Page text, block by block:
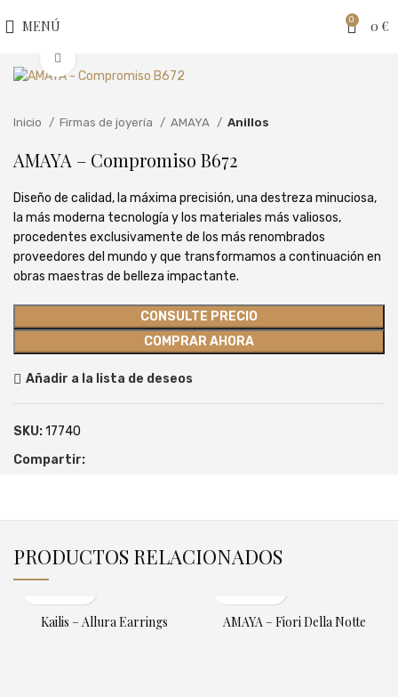
MENÚ 0 0 €
Inicio Firmas de joyería AMAYA Anillos
AMAYA – Compromiso B672
Diseño de calidad, la máxima precisión, una destreza minuciosa,
la más moderna tecnología y los materiales más valiosos,
procedentes exclusivamente de los más renombrados
proveedores del mundo y que transformamos a continuación en
obras maestras de belleza impactante.
CONSULTE PRECIO
COMPRAR AHORA
Añadir a la lista de deseos
SKU:17740
Compartir:
PRODUCTOS RELACIONADOS
Kailis – Allura Earrings AMAYA – Fiori Della Notte